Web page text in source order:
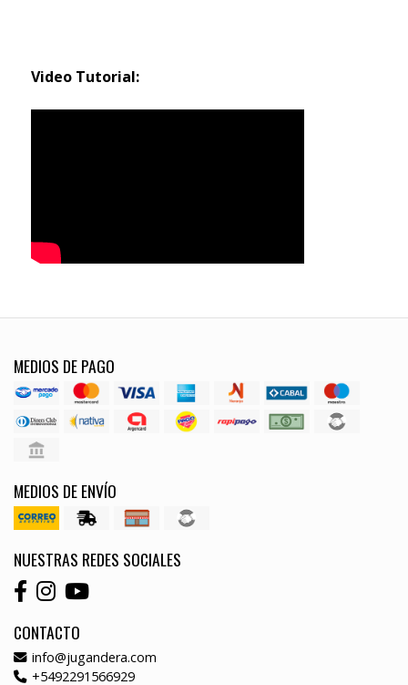
Video Tutorial:
MEDIOS DE PAGO
MEDIOS DE ENVÍO
NUESTRAS REDES SOCIALES
CONTACTO
info@jugandera.com
+5492291566929